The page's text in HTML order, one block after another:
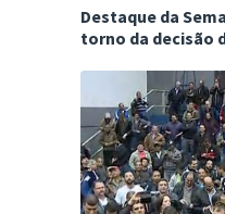
Destaque da
torno da decisão